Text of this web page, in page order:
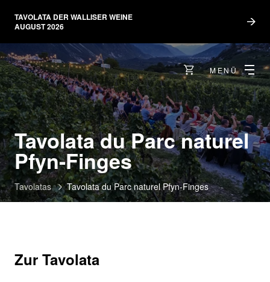
TAVOLATA DER WALLISER WEINE
AUGUST 2026
MENÜ
Tavolata du Parc naturel
Pfyn-Finges
Tavolatas Tavolata du Parc naturel Pfyn-Finges
Zur Tavolata